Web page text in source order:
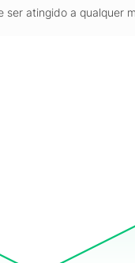
atingido a qualquer